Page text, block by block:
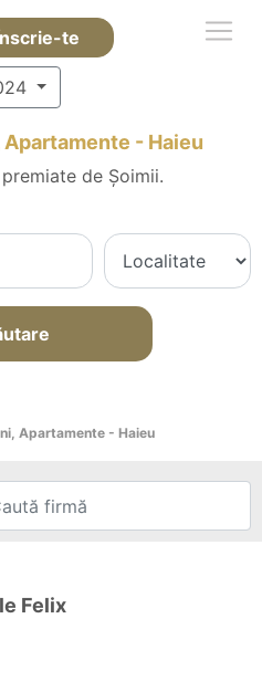
te
- Haieu
de Șoimii.
Apartamente - Haieu
Felix